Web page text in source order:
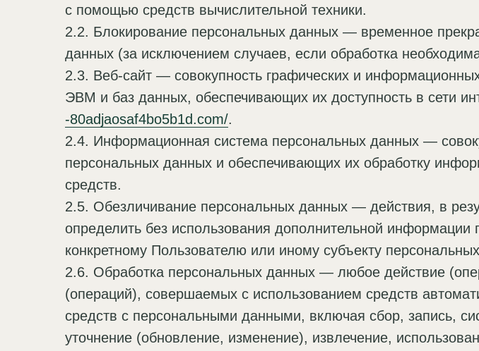
с помощью средств вычислительной техники.
2.2. Блокирование персональных данных — временное
данных (за исключением случаев, если обработка
2.3. Веб-сайт — совокупность графических и
ЭВМ и баз данных, обеспечивающих их доступность в сети
-80adjaosaf4bo5b1d.com/.
2.4. Информационная система персональных данных —
персональных данных и обеспечивающих их обработку
средств.
2.5. Обезличивание персональных данных — действия, в
определить без использования дополнительной
конкретному Пользователю или иному субъекту
2.6. Обработка персональных данных — любое действие
(операций), совершаемых с использованием средств
средств с персональными данными, включая сбор, запись,
уточнение (обновление, изменение), извлечение,